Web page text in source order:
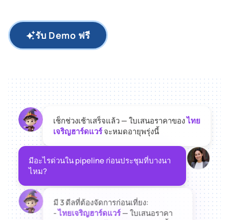
รับ Demo ฟรี
เช็กช่วงเช้าเสร็จแล้ว — ใบเสนอราคาของไทย
เจริญฮาร์ดแวร์จะหมดอายุพรุ่งนี้
มีอะไรด่วนใน pipeline ก่อนประชุมที่บางนา
ไหม?
มี 3 ดีลที่ต้องจัดการก่อนเที่ยง:
-ไทยเจริญฮาร์ดแวร์— ใบเสนอราคา